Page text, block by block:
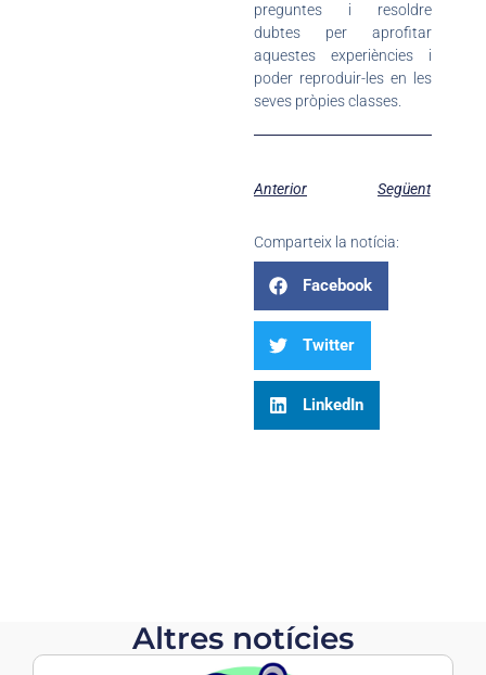
preguntes i resoldre
dubtes per aprofitar
aquestes experiències i
poder reproduir-les en les
seves pròpies classes.
Anterior Següent
Comparteix la notícia:
Facebook
Twitter
LinkedIn
Altres notícies